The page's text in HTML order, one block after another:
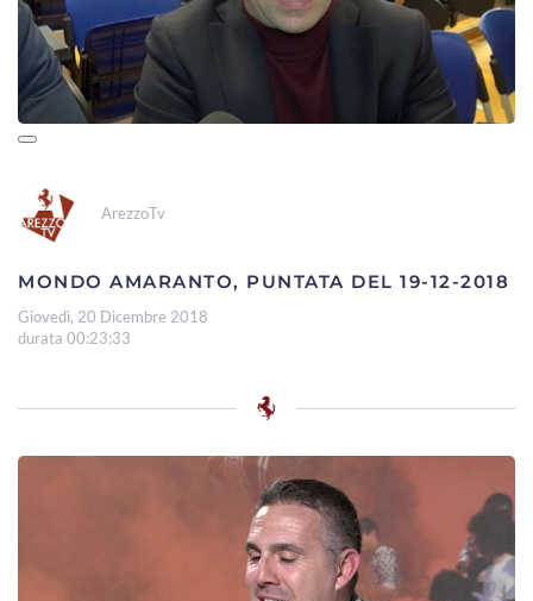
ArezzoTv
MONDO AMARANTO, PUNTATA DEL 19-12-2018
Giovedì, 20 Dicembre 2018
durata 00:23:33